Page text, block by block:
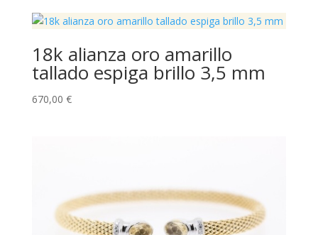
18k alianza oro amarillo
tallado espiga brillo 3,5 mm
670,00 €